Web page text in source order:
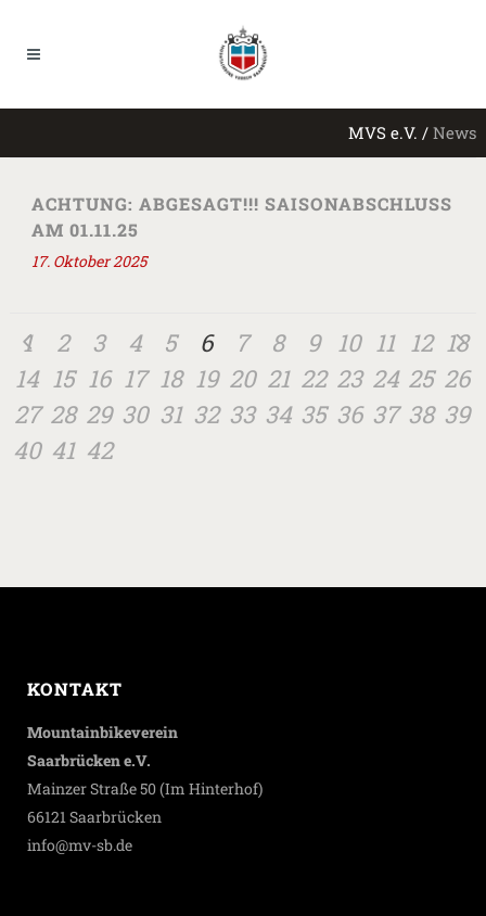
MVS e.V. /News
ACHTUNG: ABGESAGT!!! SAISONABSCHLUSS
AM 01.11.25
17. Oktober 2025
1 2 3 4 5 6 7 8 9 10 11 12 13
14 15 16 17 18 19 20 21 22 23 24 25 26
27 28 29 30 31 32 33 34 35 36 37 38 39
40 41 42
KONTAKT
Mountainbikeverein
Saarbrücken e.V.
Mainzer Straße 50 (Im Hinterhof)
66121 Saarbrücken
info@mv-sb.de